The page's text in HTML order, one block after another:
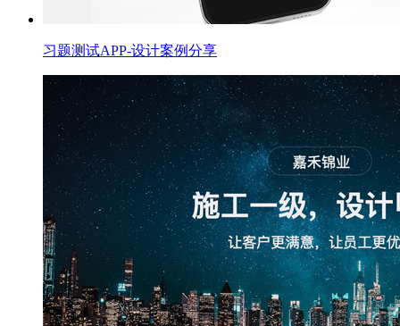
习题测试APP-设计案例分享